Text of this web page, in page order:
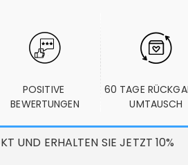
POSITIVE
BEWERTUNGEN
60 TAGE
UMTAUSCH
UND ERHALTEN SIE JETZT 10%